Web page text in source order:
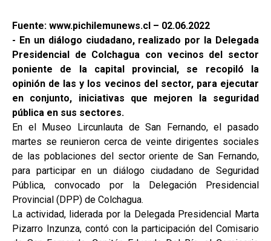
Fuente: www.pichilemunews.cl – 02.06.2022
- En un diálogo ciudadano, realizado por la Delegada
Presidencial de Colchagua con vecinos del sector
poniente de la capital provincial, se recopiló la
opinión de las y los vecinos del sector, para ejecutar
en conjunto, iniciativas que mejoren la seguridad
pública en sus sectores.
En el Museo Lircunlauta de San Fernando, el pasado
martes se reunieron cerca de veinte dirigentes sociales
de las poblaciones del sector oriente de San Fernando,
para participar en un diálogo ciudadano de Seguridad
Pública, convocado por la Delegación Presidencial
Provincial (DPP) de Colchagua.
La actividad, liderada por la Delegada Presidencial Marta
Pizarro Inzunza, contó con la participación del Comisario